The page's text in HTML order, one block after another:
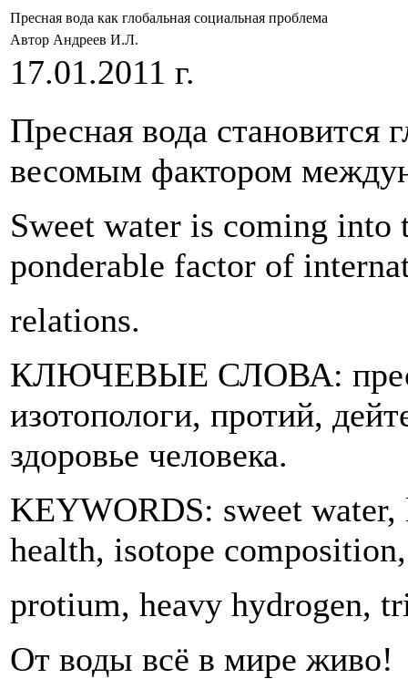
Пресная вода как глобальная социальная проблема
Автор Андреев И.Л.
17.01.2011 г.
Пресная вода становится
весомым фактором
Sweet water is coming into
ponderable factor of
relations.
КЛЮЧЕВЫЕ СЛОВА:
изотопологи, протий,
здоровье человека.
KEYWORDS: sweet
health, isotope composition,
protium, heavy hydrogen,
От воды всё в мире живо!